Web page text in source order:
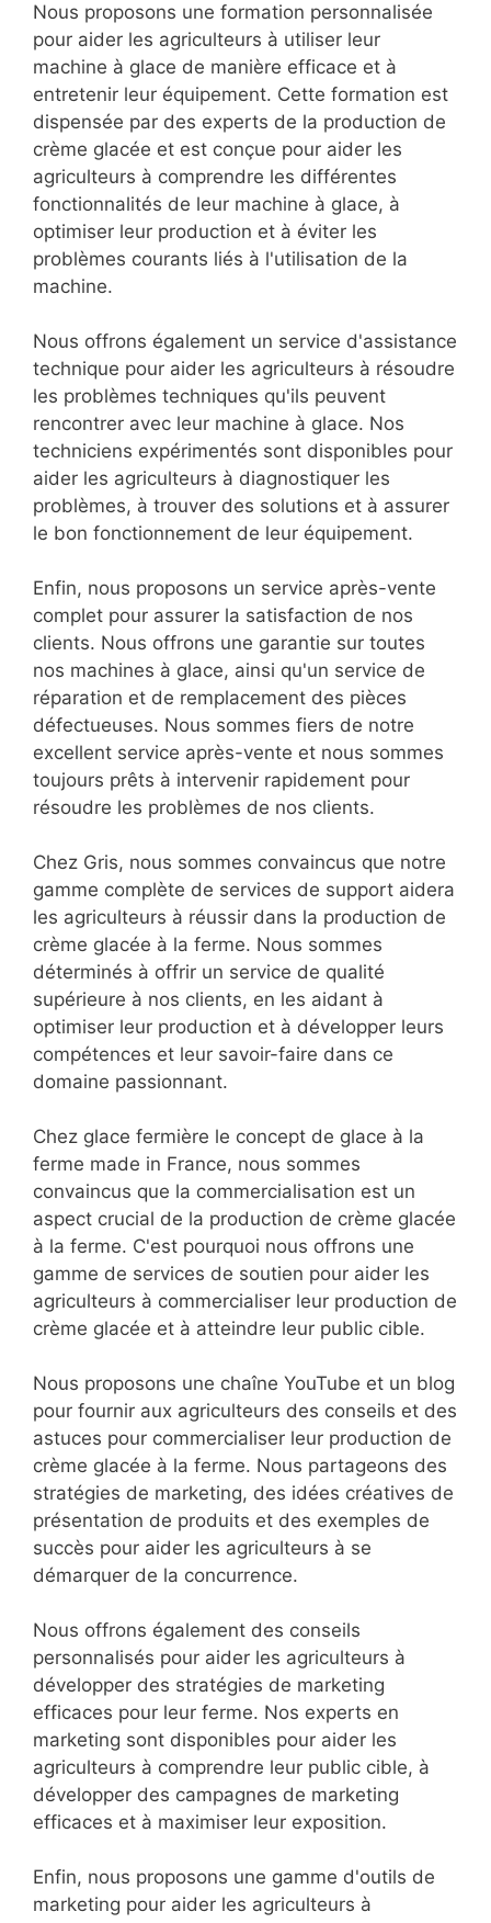
Nous proposons une formation personnalisée
pour aider les agriculteurs à utiliser leur
machine à glace de manière efficace et à
entretenir leur équipement. Cette formation est
dispensée par des experts de la production de
crème glacée et est conçue pour aider les
agriculteurs à comprendre les différentes
fonctionnalités de leur machine à glace, à
optimiser leur production et à éviter les
problèmes courants liés à l'utilisation de la
machine.
Nous offrons également un service d'assistance
technique pour aider les agriculteurs à résoudre
les problèmes techniques qu'ils peuvent
rencontrer avec leur machine à glace. Nos
techniciens expérimentés sont disponibles pour
aider les agriculteurs à diagnostiquer les
problèmes, à trouver des solutions et à assurer
le bon fonctionnement de leur équipement.
Enfin, nous proposons un service après-vente
complet pour assurer la satisfaction de nos
clients. Nous offrons une garantie sur toutes
nos machines à glace, ainsi qu'un service de
réparation et de remplacement des pièces
défectueuses. Nous sommes fiers de notre
excellent service après-vente et nous sommes
toujours prêts à intervenir rapidement pour
résoudre les problèmes de nos clients.
Chez Gris, nous sommes convaincus que notre
gamme complète de services de support aidera
les agriculteurs à réussir dans la production de
crème glacée à la ferme. Nous sommes
déterminés à offrir un service de qualité
supérieure à nos clients, en les aidant à
optimiser leur production et à développer leurs
compétences et leur savoir-faire dans ce
domaine passionnant.
Chez glace fermière le concept de glace à la
ferme made in France, nous sommes
convaincus que la commercialisation est un
aspect crucial de la production de crème glacée
à la ferme. C'est pourquoi nous offrons une
gamme de services de soutien pour aider les
agriculteurs à commercialiser leur production de
crème glacée et à atteindre leur public cible.
Nous proposons une chaîne YouTube et un blog
pour fournir aux agriculteurs des conseils et des
astuces pour commercialiser leur production de
crème glacée à la ferme. Nous partageons des
stratégies de marketing, des idées créatives de
présentation de produits et des exemples de
succès pour aider les agriculteurs à se
démarquer de la concurrence.
Nous offrons également des conseils
personnalisés pour aider les agriculteurs à
développer des stratégies de marketing
efficaces pour leur ferme. Nos experts en
marketing sont disponibles pour aider les
agriculteurs à comprendre leur public cible, à
développer des campagnes de marketing
efficaces et à maximiser leur exposition.
Enfin, nous proposons une gamme d'outils de
marketing pour aider les agriculteurs à